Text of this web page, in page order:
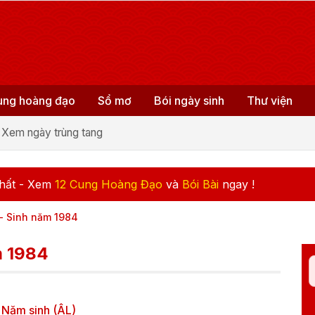
Xem ngày trùng tang
hoàng đạo Sổ mơ Bói ngày sinh Thư viện
- Xem 12 Cung Hoàng Đạo và Bói Bài ngay !
Sinh năm 1984
1984
Năm sinh (ÂL)